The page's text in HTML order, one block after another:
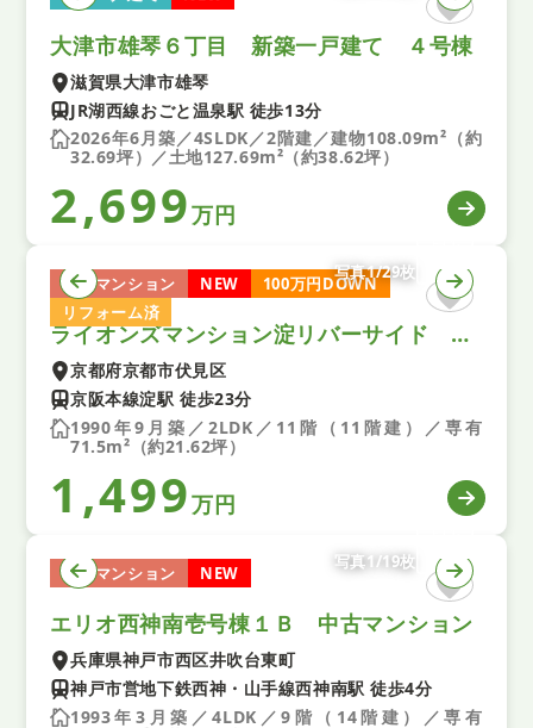
大津市雄琴６丁目 新築一戸建て ４号棟
滋賀県大津市雄琴
JR湖西線おごと温泉駅 徒歩13分
2026年6月築／4SLDK／2階建／建物108.09m²（約
32.69坪）／土地127.69m²（約38.62坪）
2,699万円
中古マンション NEW
100万円DOWN
リフォーム済
写真1/29枚
ライオンズマンション淀リバーサイド 中古マンション
京都府京都市伏見区
京阪本線淀駅 徒歩23分
1990年9月築／2LDK／11階（11階建）／専有
71.5m²（約21.62坪）
1,499万円
中古マンション NEW
写真1/19枚
エリオ西神南壱号棟１Ｂ 中古マンション
兵庫県神戸市西区井吹台東町
神戸市営地下鉄西神・山手線西神南駅 徒歩4分
1993年3月築／4LDK／9階（14階建）／専有